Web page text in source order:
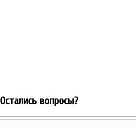
Остались вопросы?